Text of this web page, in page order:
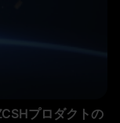
プロダクトの